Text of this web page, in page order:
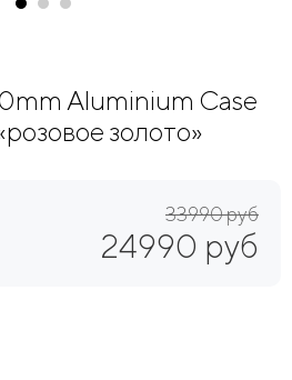
Aluminium Case
золото»
33990 руб
24990 руб